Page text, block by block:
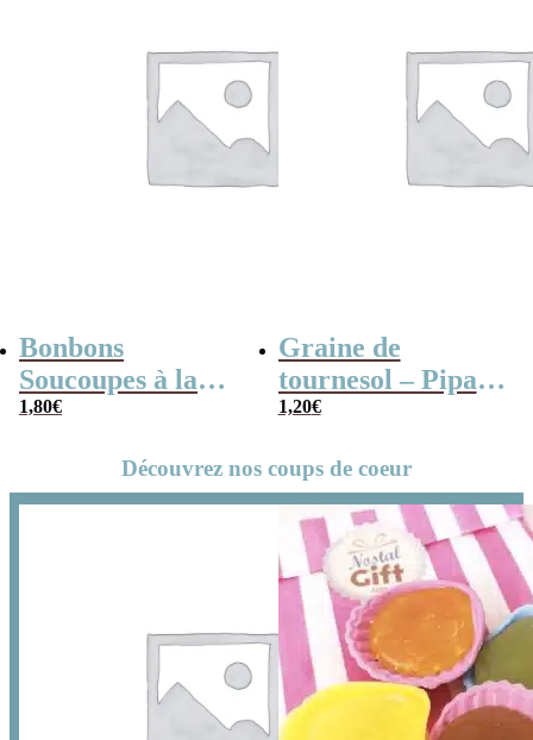
Bonbons
Soucoupes à la
poudre (x20)
1,80€
Graine de
tournesol – Pipas
x 3
1,20€
Découvrez nos coups de coeur